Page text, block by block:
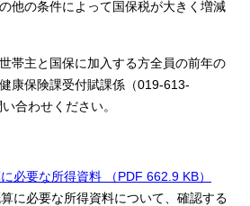
他の条件によって国保税が大きく増減
帯主と国保に加入する方全員の前年の
康保険課受付賦課係（019-613-
合わせください。
必要な所得資料 （PDF 662.9 KB）
に必要な所得資料について、確認する